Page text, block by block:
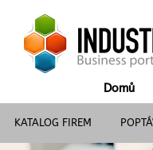
Domů
KATALOG FIREM